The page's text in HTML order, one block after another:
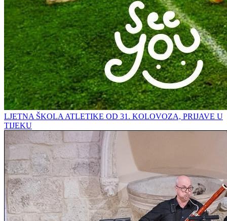
LJETNA ŠKOLA ATLETIKE OD 31. KOLOVOZA, PRIJAVE U
TIJEKU